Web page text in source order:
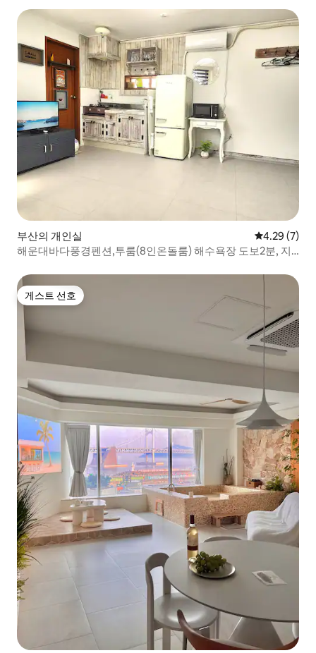
부산의 개인실 평점 4.29점
4.29 (7)
해운대바다풍경펜션,투룸(8인온돌룸) 해수욕장 도보2분, 지
게스트 선호
게스트 선호